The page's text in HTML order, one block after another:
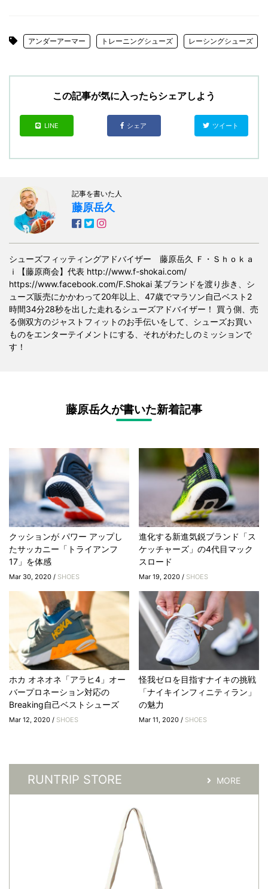
アンダーアーマー トレーニングシューズ レーシングシューズ
この記事が気に入ったらシェアしよう
LINE シェア ツイート
記事を書いた人
藤原岳久
シューズフィッティングアドバイザー 藤原岳久 Ｆ・Ｓｈｏｋａ
ｉ【藤原商会】代表 http://www.f-shokai.com/
https://www.facebook.com/F.Shokai 某ブランドを渡り歩き、シ
ューズ販売にかかわって20年以上、47歳でマラソン自己ベスト2
時間34分28秒を出した走れるシューズアドバイザー！ 買う側、売
る側双方のジャストフィットのお手伝いをして、シューズお買い
ものをエンターテイメントにする、それがわたしのミッションで
す！
藤原岳久が書いた新着記事
クッションが パワー アップし
たサッカニー「トライアンフ
17」を体感
Mar 30, 2020 / SHOES
進化する新進気鋭ブランド「ス
ケッチャーズ」の4代目マック
スロード
Mar 19, 2020 / SHOES
ホカ オネオネ「アラヒ4」オー
バープロネーション対応の
Breaking自己ベストシューズ
Mar 12, 2020 / SHOES
怪我ゼロを目指すナイキの挑戦
「ナイキインフィニティラン」
の魅力
Mar 11, 2020 / SHOES
RUNTRIP STORE MORE